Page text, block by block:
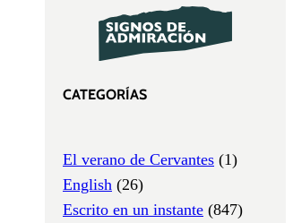
CATEGORÍAS
El verano de Cervantes (1)
English (26)
Escrito en un instante (847)